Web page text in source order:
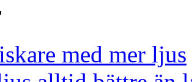
med mer ljus